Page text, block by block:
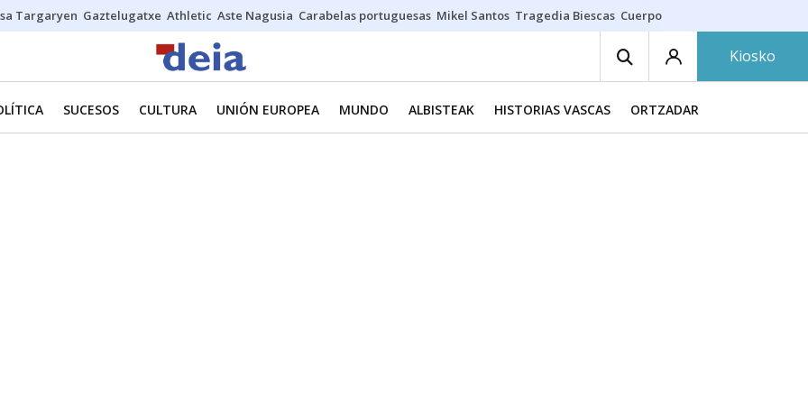
Targaryen Gaztelugatxe Athletic Aste Nagusia Carabelas portuguesas Mikel Santos Tragedia Biescas Cuerpo ría
Kiosko
SUCESOS CULTURA UNIÓN EUROPEA MUNDO ALBISTEAK HISTORIAS VASCAS ORTZADAR